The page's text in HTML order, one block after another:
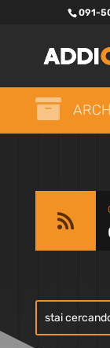
091-

